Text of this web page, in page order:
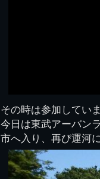
その時は参加してい
今日は東武アーバン
市へ入り、再び運河